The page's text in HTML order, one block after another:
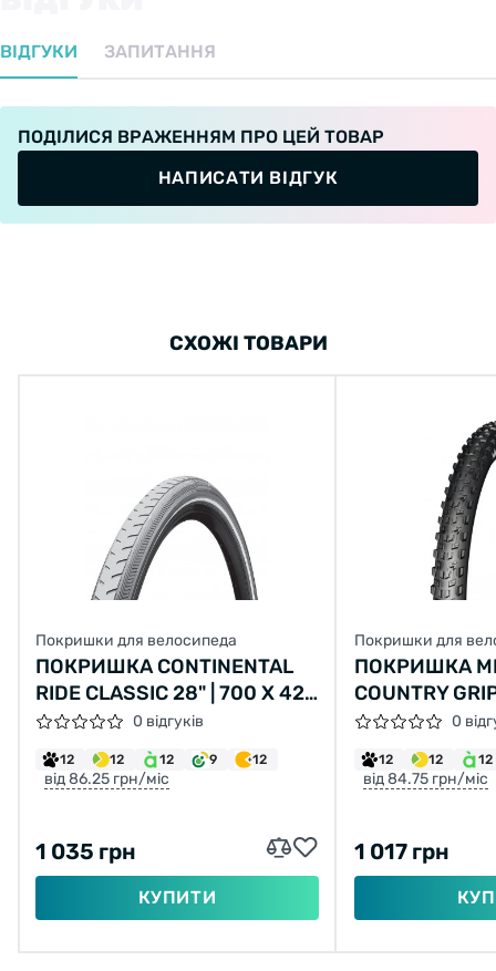
ВІДГУКИ ЗАПИТАННЯ
ПОДІЛИСЯ ВРАЖЕННЯМ ПРО ЦЕЙ ТОВАР
НАПИСАТИ ВІДГУК
СХОЖІ ТОВАРИ
Покришки для велосипеда
ПОКРИШКА CONTINENTAL
RIDE CLASSIC 28" | 700 X 42C
(40C) | 28 X 1.60 СІРА, НЕ
СКЛАДНА
0 відгуків
12 12 12 9 12
від 86.25 грн/міс
1 035 грн
КУПИТИ
Покришки для
ПОКРИШКА
COUNTRY
30TPI
0
12 12 12
від 84.75 грн/міс
1 017 грн